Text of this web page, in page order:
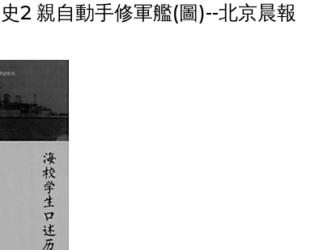
2 親自動手修軍艦(圖)--北京晨報